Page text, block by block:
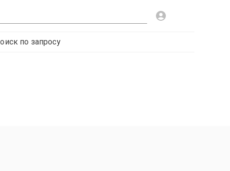
по запросу